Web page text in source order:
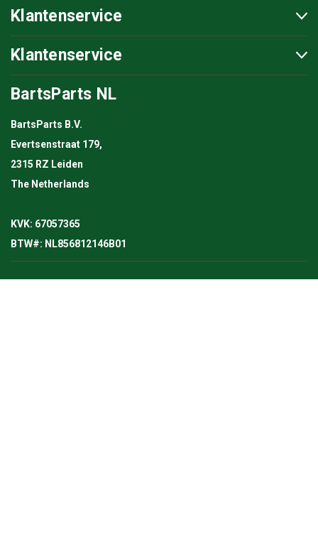
Klantenservice
Klantenservice
BartsParts NL
BartsParts B.V.
Evertsenstraat 179,
2315 RZ Leiden
The Netherlands
KVK: 67057365
BTW#: NL856812146B01